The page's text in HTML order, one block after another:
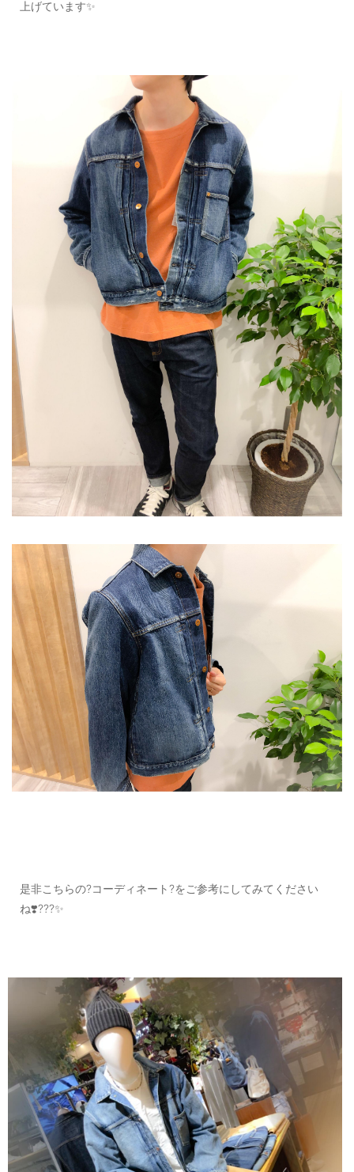
上げています✨
是非こちらの?コーディネート?をご参考にしてみてください
ね❣️???✨